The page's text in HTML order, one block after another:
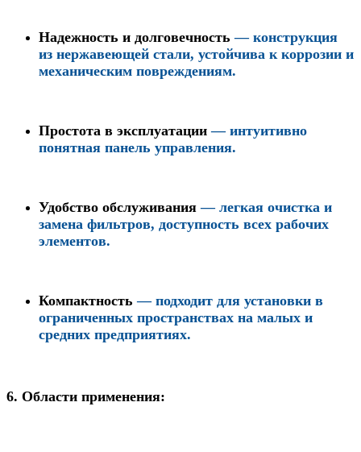
Надежность и долговечность — конструкция
из нержавеющей стали, устойчива к коррозии и
механическим повреждениям.
Простота в эксплуатации — интуитивно
понятная панель управления.
Удобство обслуживания — легкая очистка и
замена фильтров, доступность всех рабочих
элементов.
Компактность — подходит для установки в
ограниченных пространствах на малых и
средних предприятиях.
6. Области применения: